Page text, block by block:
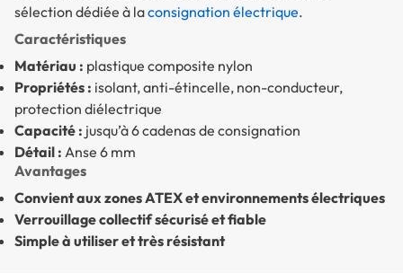
sélection dédiée à laconsignation électrique.
Caractéristiques
Matériau : plastique composite nylon
Propriétés : isolant, anti-étincelle, non-conducteur,
protection diélectrique
Capacité : jusqu’à 6 cadenas de consignation
Détail : Anse 6 mm
Avantages
Convient aux zones ATEX et environnements électriques
Verrouillage collectif sécurisé et fiable
Simple à utiliser et très résistant